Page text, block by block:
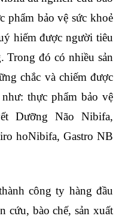
phẩm bảo vệ sức khoẻ
hiếm được người tiêu
Trong đó có nhiều sản
chắc và chiếm được
thực phẩm bảo vệ
Dưỡng Não Nibifa,
hoNibifa, Gastro NB
công ty hàng đầu
cứu, bào chế, sản xuất